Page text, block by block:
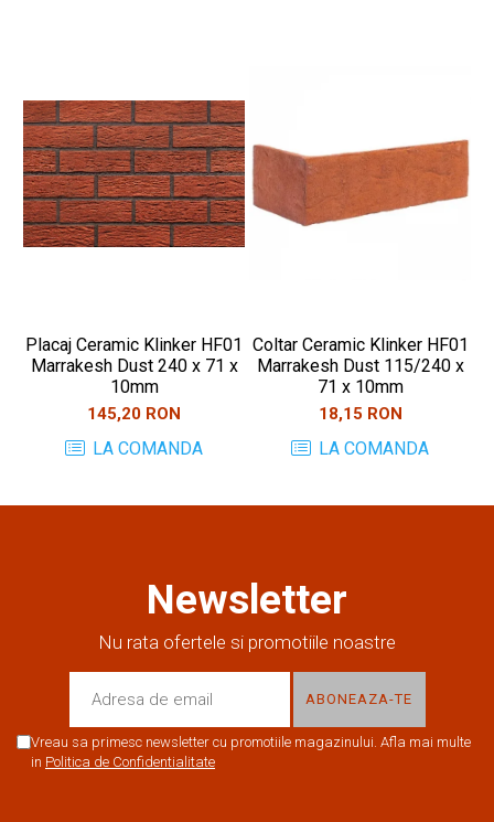
Placaj Ceramic Klinker HF01
Marrakesh Dust 240 x 71 x
10mm
145,20 RON
LA COMANDA
Coltar Ceramic Klinker HF01
Marrakesh Dust 115/240 x
71 x 10mm
18,15 RON
LA COMANDA
Newsletter
Nu rata ofertele si promotiile noastre
Vreau sa primesc newsletter cu promotiile magazinului. Afla mai multe
in Politica de Confidentialitate